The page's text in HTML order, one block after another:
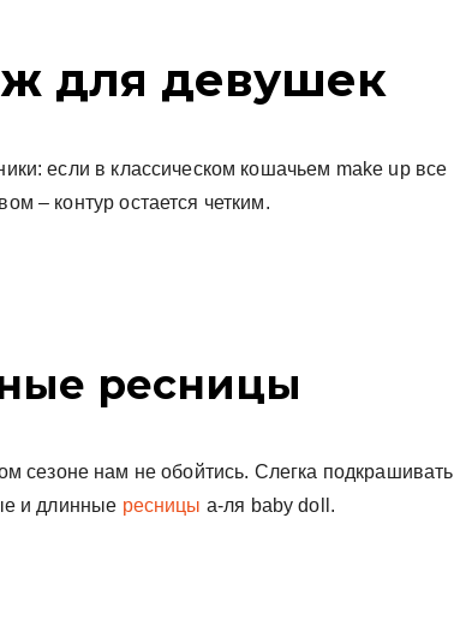
для девушек
если в классическом кошачьем make up все
– контур остается четким.
ресницы
сезоне нам не обойтись. Слегка подкрашивать
и длинные ресницы а-ля baby doll.